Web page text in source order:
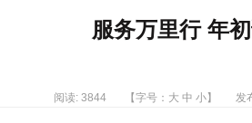
服务万里行 年
发
【字号： 大 中 小】
阅读: 3844